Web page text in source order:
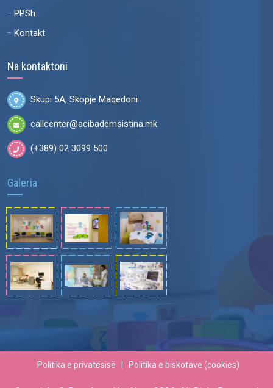
PPSh
Kontakt
Na kontaktoni
Skupi 5A, Skopje Maqedoni
callcenter@acibademsistina.mk
(+389) 02 3099 500
Galeria
Politika e privatësisë Politika e biskotave (cookies)